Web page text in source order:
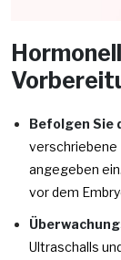
Befolgen Sie
angegeben
vor dem
Ultraschalls